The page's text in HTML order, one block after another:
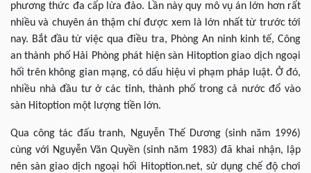
phương thức đa cấp lừa đảo. Lần này quy mô vụ án lớn hơn rất
nhiều và chuyên án thậm chí được xem là lớn nhất từ trước tới
nay. Bắt đầu từ việc qua điều tra, Phòng An ninh kinh tế, Công
an thành phố Hải Phòng phát hiện sàn Hitoption giao dịch ngoại
hối trên không gian mạng, có dấu hiệu vi phạm pháp luật. Ở đó,
nhiều nhà đầu tư ở các tỉnh, thành phố trong cả nước đổ vào
sàn Hitoption một lượng tiền lớn.
Qua công tác đấu tranh, Nguyễn Thế Dương (sinh năm 1996)
cùng với Nguyễn Văn Quyền (sinh năm 1983) đã khai nhận, lập
nên sàn giao dịch ngoại hối Hitoption.net, sử dụng chế độ chơi